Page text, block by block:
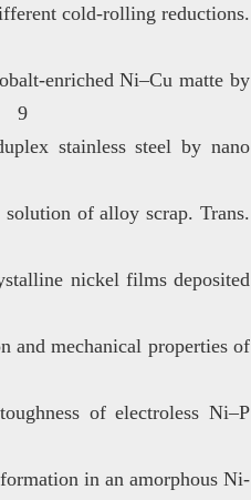
cold-rolling reductions.
enriched Ni–Cu matte by
9
stainless steel by nano
of alloy scrap. Trans.
nickel films deposited
and mechanical properties of
of electroless Ni–P
in an amorphous Ni-